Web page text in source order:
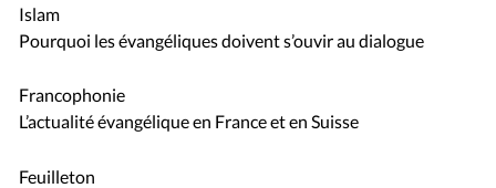
Islam
Pourquoi les évangéliques doivent s’ouvir au dialogue
Francophonie
L’actualité évangélique en France et en Suisse
Feuilleton